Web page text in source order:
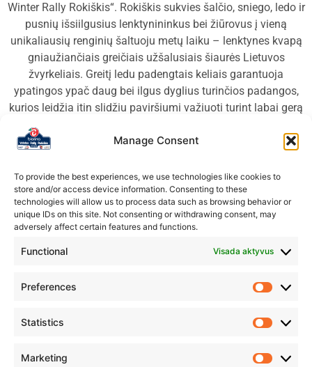
Manage Consent
To provide the best experiences, we use technologies like cookies to
store and/or access device information. Consenting to these
technologies will allow us to process data such as browsing behavior or
unique IDs on this site. Not consenting or withdrawing consent, may
adversely affect certain features and functions.
Functional Visada aktyvus
Preferences
Statistics
Marketing
Winter Rally Rokiškis“. Rokiškis sukvies šalčio, sniego, ledo ir
pusnių išsiilgusius lenktynininkus bei žiūrovus į vieną
unikaliausių renginių šaltuoju metų laiku – lenktynes kvapą
gniaužiančiais greičiais užšalusiais šiaurės Lietuvos
žvyrkeliais. Greitį ledu padengtais keliais garantuoja
ypatingos ypač daug bei ilgus dyglius turinčios padangos,
kurios leidžia itin slidžiu paviršiumi važiuoti turint labai gerą
sukibimą. Nepaisant to, dalis varžybų vyks jau sutemus, kas
visą šį greičio, garso bei šviesų spektaklį paverčia
grožėtis iki raudonumo įkaitusiais stabdžių diskais,
galingais papildomais žibintais bei iš automobilių
išmetamųjų vamzdžių besiveržiančiomis liepsnomis viską
papildant riaumojančiais automobilių garsais. Tuo tarpu
koncentracijos bei susidirbimo tarpusavyje išbandymas, nes
unikalūs, o visa tai sudarys per 60 sportinių kilometrų lekiant
Lietuvos automobilių ralio sprinto čempionato dalyviai, o